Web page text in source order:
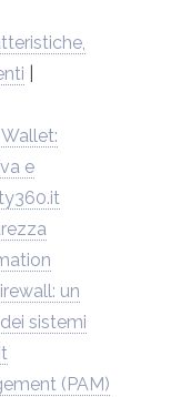
e
un
sistemi
(PAM)